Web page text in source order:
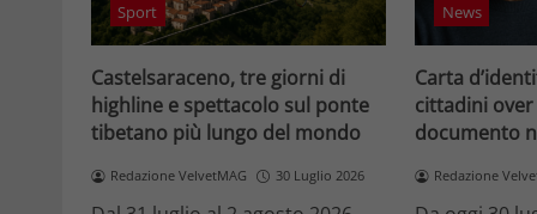
Sport
Castelsaraceno, tre giorni di
highline e spettacolo sul ponte
tibetano più lungo del mondo
Redazione VelvetMAG 30 Luglio 2026
News
Carta
cittadini over
documento
Redazione